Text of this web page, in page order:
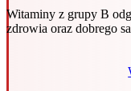
Witaminy z grupy B
zdrowia oraz dobrego